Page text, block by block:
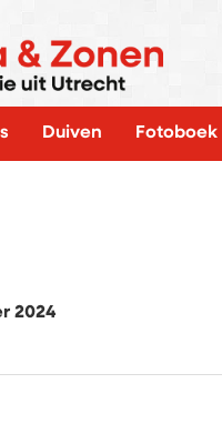
Duiven Fotoboek
2024